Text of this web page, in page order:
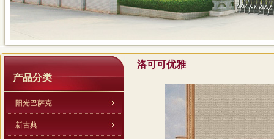
产品分类
阳光巴萨克
新古典
洛可可优雅